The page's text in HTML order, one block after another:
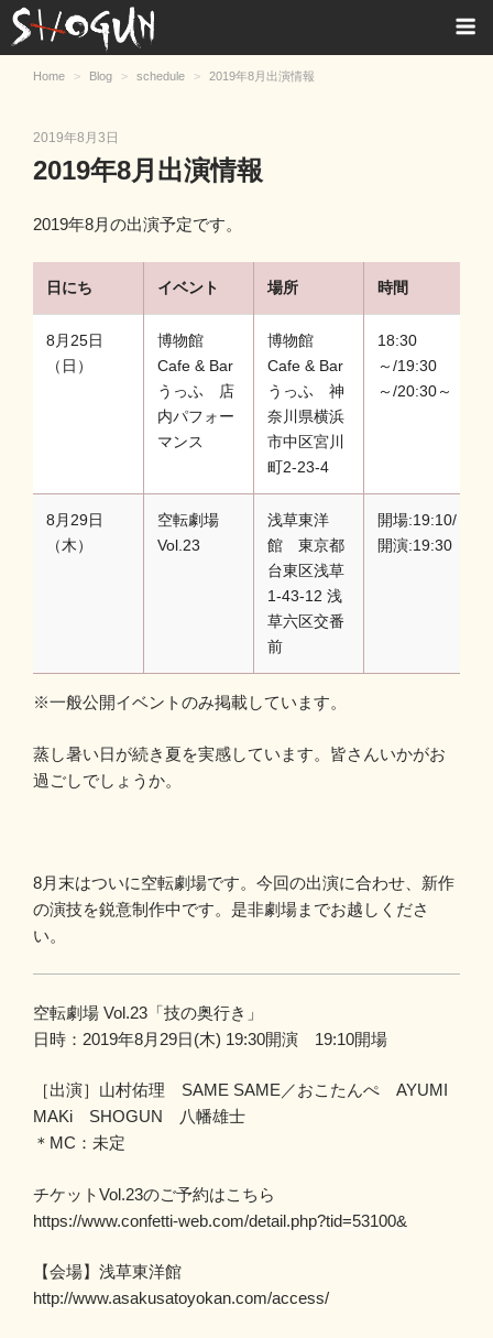
S
Home Blog schedule 2019年8月出演情報
投
稿
日:
2019年8月3日
2019年8月出演情報
2019年8月の出演予定です。
日にち イベント 場所 時間
8月25日
（日）
博物館
Cafe & Bar
うっふ 店
内パフォー
マンス
博物館
Cafe & Bar
うっふ 神
奈川県横浜
市中区宮川
町2-23-4
18:30
～/19:30
～/20:30～
8月29日
（木）
空転劇場
Vol.23
浅草東洋
館 東京都
台東区浅草
1-43-12 浅
草六区交番
前
開場:19:10/
開演:19:30
※一般公開イベントのみ掲載しています。
蒸し暑い日が続き夏を実感しています。皆さんいかがお
過ごしでしょうか。
8月末はついに空転劇場です。今回の出演に合わせ、新作
の演技を鋭意制作中です。是非劇場までお越しくださ
い。
空転劇場 Vol.23「技の奥行き」
日時：2019年8月29日(木) 19:30開演 19:10開場
［出演］山村佑理 SAME SAME／おこたんぺ AYUMI
MAKi SHOGUN 八幡雄士
＊MC：未定
チケットVol.23のご予約はこちら
https://www.confetti-web.com/detail.php?tid=53100&
【会場】浅草東洋館
http://www.asakusatoyokan.com/access/